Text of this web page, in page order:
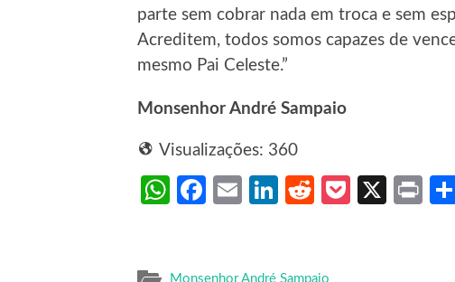
parte sem cobrar nada em troca e sem
Acreditem, todos somos capazes de
mesmo Pai Celeste.”
Monsenhor André Sampaio
Visualizações: 360
WhatsApp
Facebook
EmailLinkedIn
RedditPocket
X
Monsenhor André Sampaio